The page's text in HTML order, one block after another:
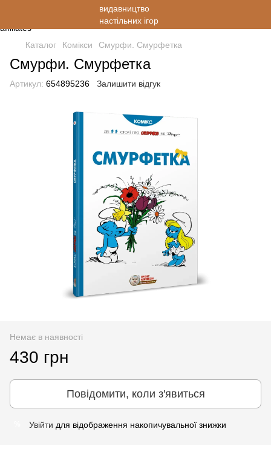
Каталог Комікси Смурфи. Смурфетка
Смурфи. Смурфетка
Артикул: 654895236 Залишити відгук
Немає в наявності
430 грн
Повідомити, коли з'явиться
Увійти для відображення накопичувальної знижки